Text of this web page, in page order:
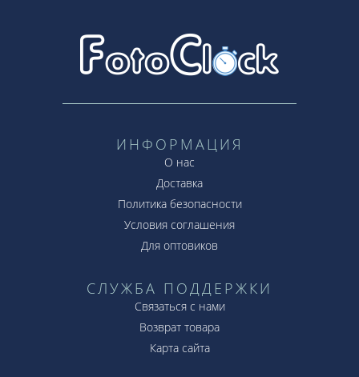
ИНФОРМАЦИЯ
О нас
Доставка
Политика безопасности
Условия соглашения
Для оптовиков
СЛУЖБА ПОДДЕРЖКИ
Связаться с нами
Возврат товара
Карта сайта